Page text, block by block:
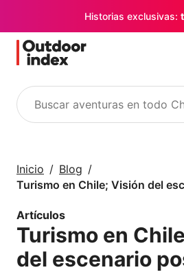
Historias exclusivas:
Buscar
Inicio
Blog
Turismo en Chile; Visión del
Artículos
Turismo en
del escenario
Outdoor